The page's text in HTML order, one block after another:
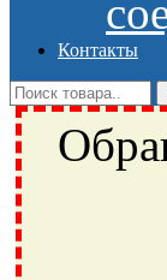
Контакты